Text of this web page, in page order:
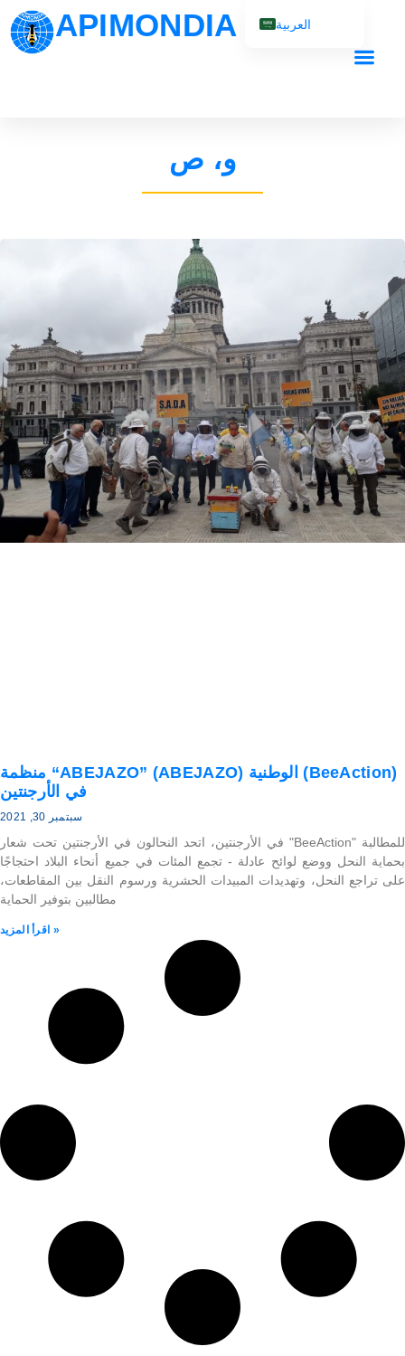
APIMONDIA
و، ص
منظمة “ABEJAZO” (ABEJAZO) الوطنية (BeeAction)
في الأرجنتين
سبتمبر 30, 2021
في الأرجنتين، اتحد النحالون في الأرجنتين تحت شعار "BeeAction" للمطالبة
بحماية النحل ووضع لوائح عادلة - تجمع المئات في جميع أنحاء البلاد احتجاجًا
على تراجع النحل، وتهديدات المبيدات الحشرية ورسوم النقل بين المقاطعات،
مطالبين بتوفير الحماية
اقرأ المزيد »
العربية